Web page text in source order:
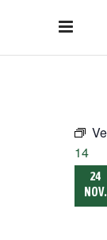
14
24
NOV.